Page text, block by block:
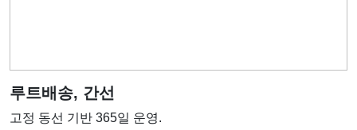
루트배송, 간선
고정 동선 기반 365일 운영.